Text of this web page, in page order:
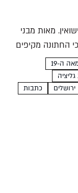
מאות מבני
החתונה מקיפים
שמחות, גם לא
ה-19
ירושלים
כתבות